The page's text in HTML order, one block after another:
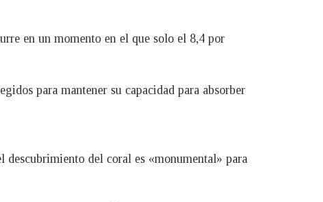
en un momento en el que solo el 8,4 por
para mantener su capacidad para absorber
del coral es «monumental» para